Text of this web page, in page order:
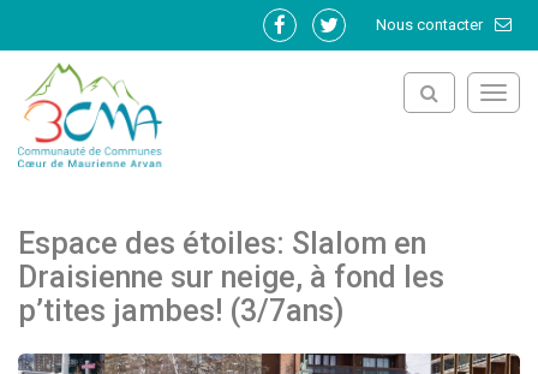
Nous contacter
Lien
Lien
Espace des étoiles: Slalom en
Draisienne sur neige, à fond les
p’tites jambes! (3/7ans)